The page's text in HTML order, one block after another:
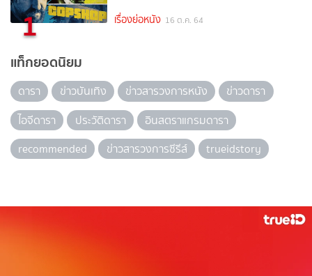
1 เรื่องย่อหนัง 16 ต.ค. 64
แท็กยอดนิยม
ดารา ข่าวบันเทิง ข่าวสารวงการหนัง
ข่าวดารา
ไอจีดารา
ประวัติดารา
อินสตราแกรมดารา
recommended
ข่าวสารวงการซีรีส์ trueidstory